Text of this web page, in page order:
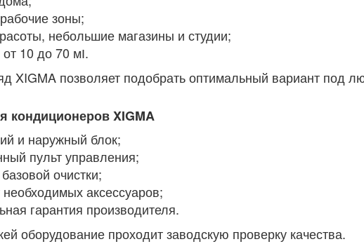
зоны;
небольшие магазины и студии;
10 до 70 мІ.
XIGMA позволяет подобрать оптимальный вариант под
кондиционеров XIGMA
и наружный блок;
пульт управления;
очистки;
необходимых аксессуаров;
гарантия производителя.
оборудование проходит заводскую проверку качества.